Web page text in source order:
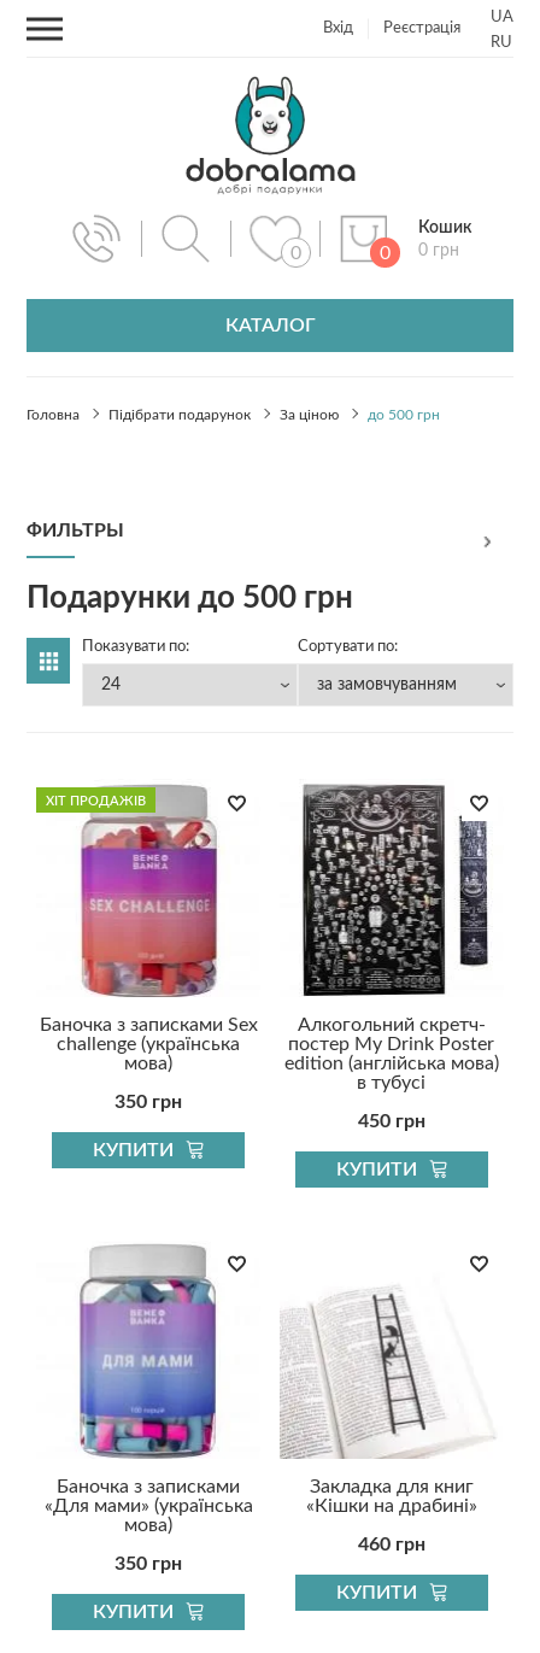
Вхід Реєстрація
UA
RU
0 0
Кошик
0 грн
КАТАЛОГ
Головна Підібрати подарунок За ціною до 500 грн
ФИЛЬТРЫ
Подарунки до 500 грн
Показувати по: Сортувати по:
ХІТ ПРОДАЖІВ
Баночка з записками Sex
challenge (українська
мова)
350 грн
КУПИТИ
Алкогольний скретч-
постер My Drink Poster
edition (англійська мова)
в тубусі
450 грн
КУПИТИ
Баночка з записками
«Для мами» (українська
мова)
350 грн
КУПИТИ
Закладка для книг
«Кішки на драбині»
460 грн
КУПИТИ